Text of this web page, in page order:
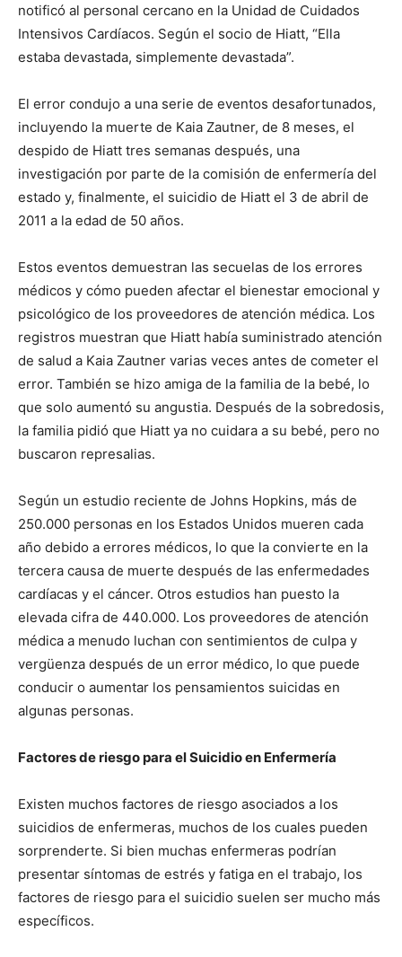
notificó al personal cercano en la Unidad de Cuidados
Intensivos Cardíacos. Según el socio de Hiatt, “Ella
estaba devastada, simplemente devastada”.
El error condujo a una serie de eventos desafortunados,
incluyendo la muerte de Kaia Zautner, de 8 meses, el
despido de Hiatt tres semanas después, una
investigación por parte de la comisión de enfermería del
estado y, finalmente, el suicidio de Hiatt el 3 de abril de
2011 a la edad de 50 años.
Estos eventos demuestran las secuelas de los errores
médicos y cómo pueden afectar el bienestar emocional y
psicológico de los proveedores de atención médica. Los
registros muestran que Hiatt había suministrado atención
de salud a Kaia Zautner varias veces antes de cometer el
error. También se hizo amiga de la familia de la bebé, lo
que solo aumentó su angustia. Después de la sobredosis,
la familia pidió que Hiatt ya no cuidara a su bebé, pero no
buscaron represalias.
Según un estudio reciente de Johns Hopkins, más de
250.000 personas en los Estados Unidos mueren cada
año debido a errores médicos, lo que la convierte en la
tercera causa de muerte después de las enfermedades
cardíacas y el cáncer. Otros estudios han puesto la
elevada cifra de 440.000. Los proveedores de atención
médica a menudo luchan con sentimientos de culpa y
vergüenza después de un error médico, lo que puede
conducir o aumentar los pensamientos suicidas en
algunas personas.
Factores de riesgo para el Suicidio en Enfermería
Existen muchos factores de riesgo asociados a los
suicidios de enfermeras, muchos de los cuales pueden
sorprenderte. Si bien muchas enfermeras podrían
presentar síntomas de estrés y fatiga en el trabajo, los
factores de riesgo para el suicidio suelen ser mucho más
específicos.